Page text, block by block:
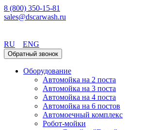
8 (800) 350-15-81
sales@dscarwash.ru
RU
ENG
Обратный звонок
Оборудование
Автомойка на 2 поста
Автомойка на 3 поста
Автомойка на 4 поста
Автомойка на 6 постов
Автомоечный комплекс
Робот-мойки